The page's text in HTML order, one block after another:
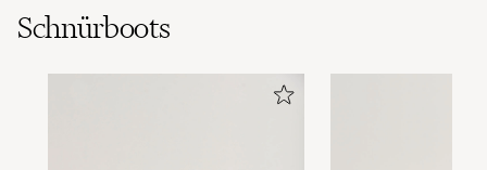
Schnürboots